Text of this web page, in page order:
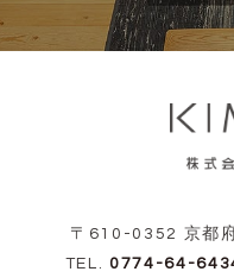
〒610-0352 京都
TEL. 0774-64-